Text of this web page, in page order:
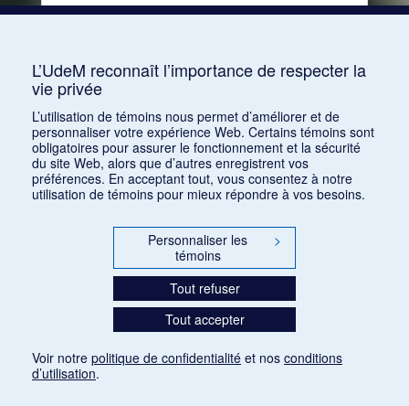
1 2 3 4 5 … 18
L’UdeM reconnaît l’importance de respecter la
vie privée
L’utilisation de témoins nous permet d’améliorer et de
personnaliser votre expérience Web. Certains témoins sont
obligatoires pour assurer le fonctionnement et la sécurité
du site Web, alors que d’autres enregistrent vos
préférences. En acceptant tout, vous consentez à notre
utilisation de témoins pour mieux répondre à vos besoins.
Personnaliser les
témoins
>
Tout refuser
Tout accepter
Voir notre politique de confidentialité et nos conditions
d’utilisation.